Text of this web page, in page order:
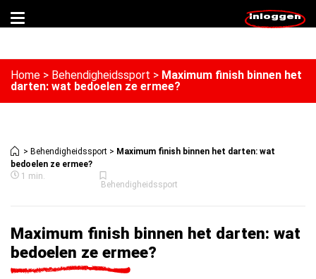
Inloggen
Home > Behendigheidssport > Maximum finish binnen het
darten: wat bedoelen ze ermee?
> Behendigheidssport > Maximum finish binnen het darten: wat
bedoelen ze ermee?
1 min.
Behendigheidssport
Maximum finish binnen het darten: wat
bedoelen ze ermee?